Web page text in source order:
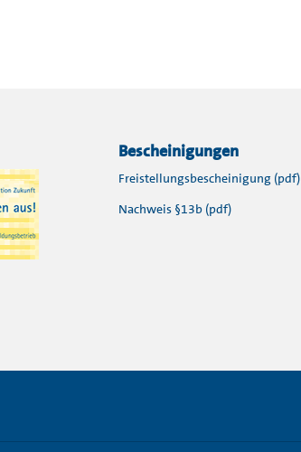
Bescheinigungen
Freistellungsbescheinigung (pdf)
Nachweis §13b (pdf)